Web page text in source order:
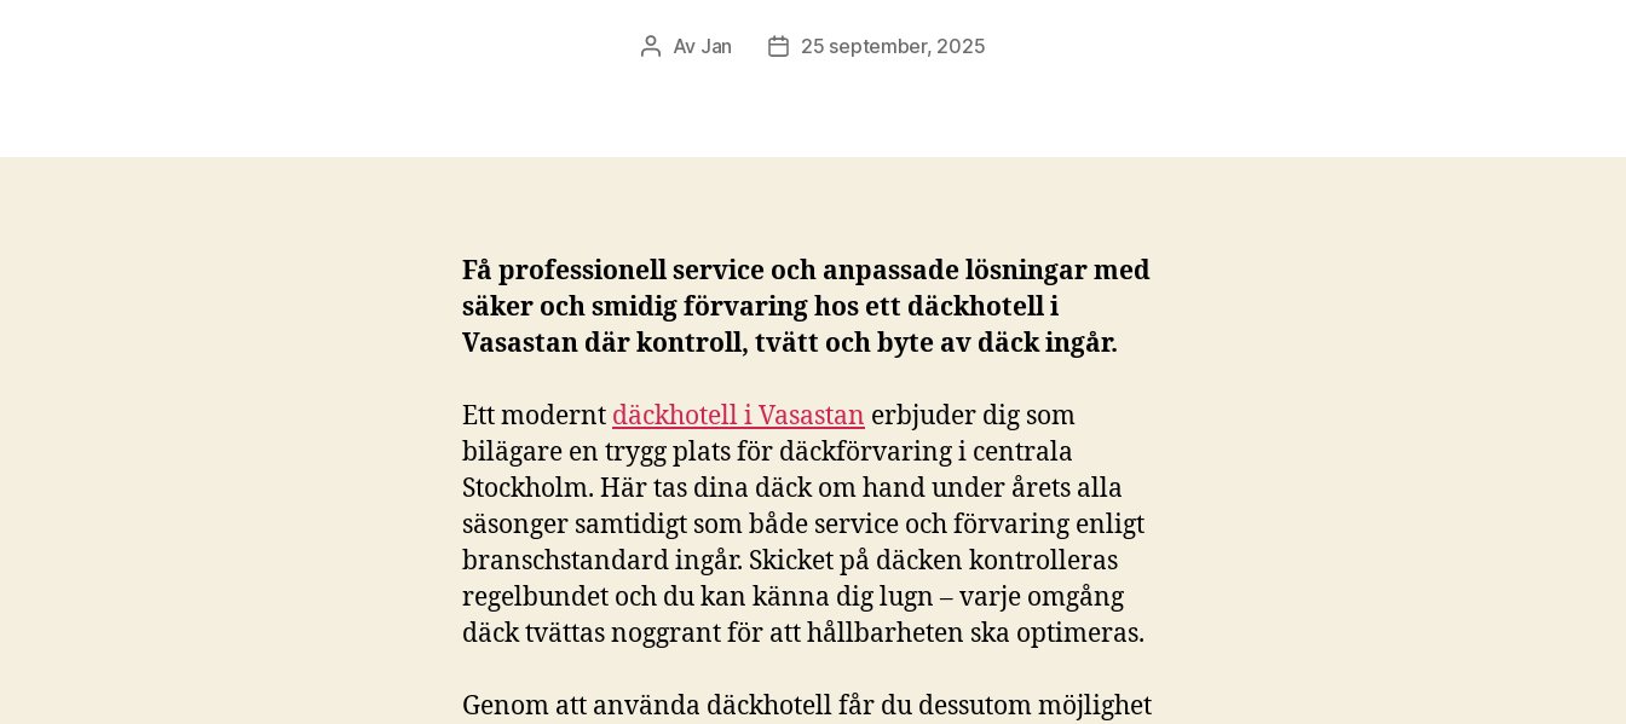
Inläggsförfattare
Av Jan Inläggsdatum
25 september, 2025
Få professionell service och anpassade lösningar med
säker och smidig förvaring hos ett däckhotell i
Vasastan där kontroll, tvätt och byte av däck ingår.
Ett modernt däckhotell i Vasastan erbjuder dig som
bilägare en trygg plats för däckförvaring i centrala
Stockholm. Här tas dina däck om hand under årets alla
säsonger samtidigt som både service och förvaring enligt
branschstandard ingår. Skicket på däcken kontrolleras
regelbundet och du kan känna dig lugn – varje omgång
däck tvättas noggrant för att hållbarheten ska optimeras.
Genom att använda däckhotell får du dessutom möjlighet